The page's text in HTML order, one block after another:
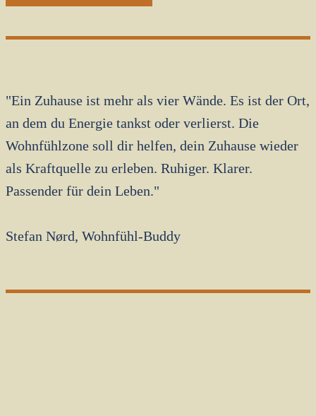
"Ein Zuhause ist mehr als vier Wände. Es ist der Ort,
an dem du Energie tankst oder verlierst. Die
Wohnfühlzone soll dir helfen, dein Zuhause wieder
als Kraftquelle zu erleben. Ruhiger. Klarer.
Passender für dein Leben."
Stefan Nørd, Wohnfühl-Buddy